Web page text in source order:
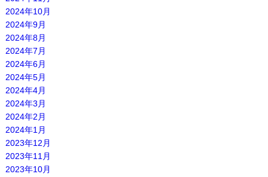
2024年10月
2024年9月
2024年8月
2024年7月
2024年6月
2024年5月
2024年4月
2024年3月
2024年2月
2024年1月
2023年12月
2023年11月
2023年10月